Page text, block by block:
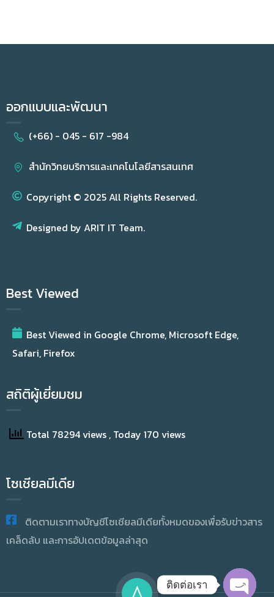
ออกแบบและพัฒนา
(+66) - 045 - 617 -984
สำนักวิทยบริการและเทคโนโลยีสารสนเทศ
Copyright © 2025 All Rights Reserved.
Designed by ARIT IT Team.
Best Viewed
Best Viewed in Google Chrome, Microsoft Edge,
Safari, Firefox
สถิติผู้เยี่ยมชม
Total 78294 views , Today 170 views
โซเชียลมีเดีย
ติดตามเราทางบัญชีโซเชียลมีเดียทั้งหมดของเพื่อรับข่าวสาร
เคล็ดลับ และการอัปเดตข้อมูลล่าสุด
ติดต่อเรา